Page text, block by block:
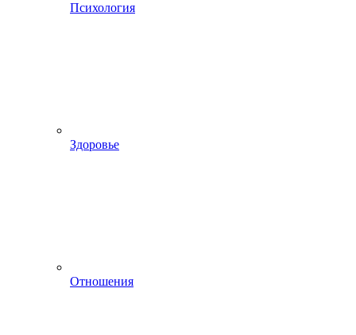
Психология
Здоровье
Отношения